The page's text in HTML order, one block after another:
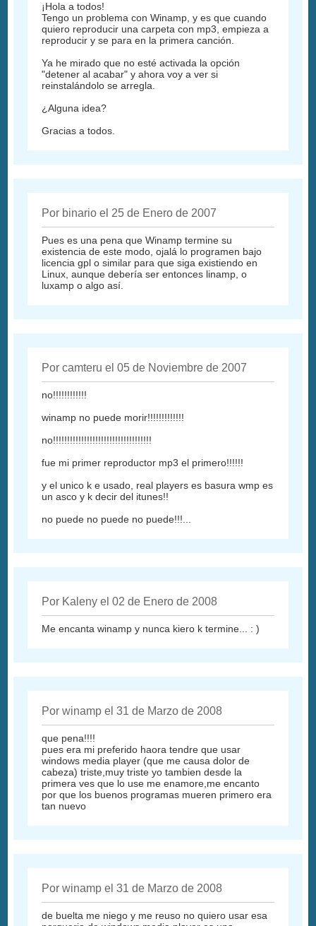
¡Hola a todos!
Tengo un problema con Winamp, y es que cuando
quiero reproducir una carpeta con mp3, empieza a
reproducir y se para en la primera canción.
Ya he mirado que no esté activada la opción
"detener al acabar" y ahora voy a ver si
reinstalándolo se arregla.
¿Alguna idea?
Gracias a todos.
Por binario el 25 de Enero de 2007
Pues es una pena que Winamp termine su
existencia de este modo, ojalá lo programen bajo
licencia gpl o similar para que siga existiendo en
Linux, aunque debería ser entonces linamp, o
luxamp o algo así.
Por camteru el 05 de Noviembre de 2007
no!!!!!!!!!!!!
winamp no puede morir!!!!!!!!!!!!!
no!!!!!!!!!!!!!!!!!!!!!!!!!!!!!!!!!!!
fue mi primer reproductor mp3 el primero!!!!!!
y el unico k e usado, real players es basura wmp es
un asco y k decir del itunes!!
no puede no puede no puede!!!...
Por Kaleny el 02 de Enero de 2008
Me encanta winamp y nunca kiero k termine... : )
Por winamp el 31 de Marzo de 2008
que pena!!!!
pues era mi preferido haora tendre que usar
windows media player (que me causa dolor de
cabeza) triste,muy triste yo tambien desde la
primera ves que lo use me enamore,me encanto
por que los buenos programas mueren primero era
tan nuevo
Por winamp el 31 de Marzo de 2008
de buelta me niego y me reuso no quiero usar esa